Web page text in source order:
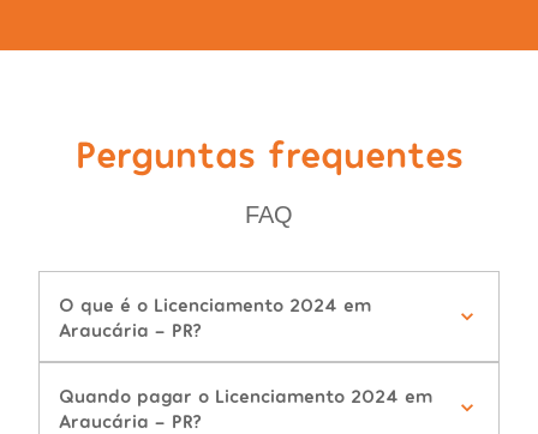
Perguntas frequentes
FAQ
O que é o Licenciamento 2024 em
Araucária - PR?
Quando pagar o Licenciamento 2024 em
Araucária - PR?